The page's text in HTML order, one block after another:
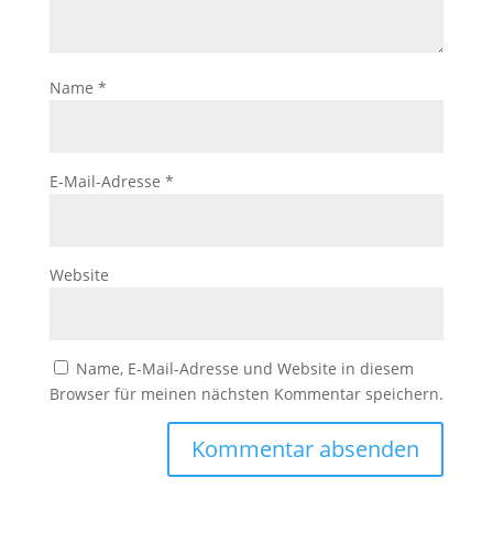
Name *
E-Mail-Adresse *
Website
Name, E-Mail-Adresse und Website in diesem
Browser für meinen nächsten Kommentar speichern.